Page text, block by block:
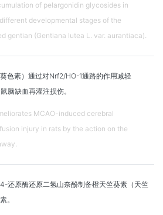
of pelargonidin glycosides in
developmental stages of the
gentian (Gentiana lutea L. var. aurantiaca).
色素）通过对Nrf2/HO-1通路的作用减轻
脑缺血再灌注损伤。
MCAO-induced cerebral
injury in rats by the action on the
还原酶还原二氢山奈酚制备橙天竺葵素（天竺
。